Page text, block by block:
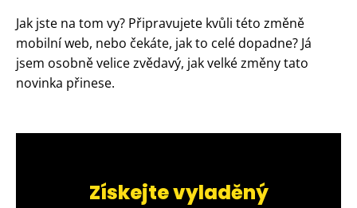
Jak jste na tom vy? Připravujete kvůli této změně
mobilní web, nebo čekáte, jak to celé dopadne? Já
jsem osobně velice zvědavý, jak velké změny tato
novinka přinese.
Získejte vyladěný